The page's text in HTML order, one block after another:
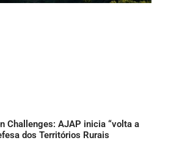
Challenges: AJAP inicia “volta a
dos Territórios Rurais